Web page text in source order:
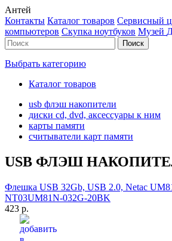
Антей
Контакты Каталог товаров Сервисный
компьютеров Cкупка ноутбуков Музей
Выбрать категорию
Каталог товаров
usb флэш накопители
диски cd, dvd, аксессуары к ним
карты памяти
считыватели карт памяти
USB ФЛЭШ
Флешка USB 32Gb, USB 2.0, Netac
NT03UM81N-032G-20BK
423 р.